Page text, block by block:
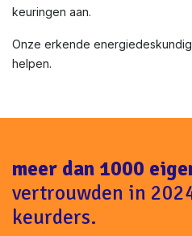
keuringen aan.
Onze erkende
helpen.
meer dan 1000
vertrouwden in
keurders.